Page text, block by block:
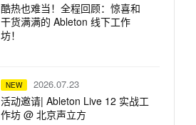
酷热也难当！全程回顾：惊喜和
干货满满的 Ableton 线下工作
坊！
NEW 2026.07.23
活动邀请| Ableton Live 12 实战工
作坊 @ 北京声立方